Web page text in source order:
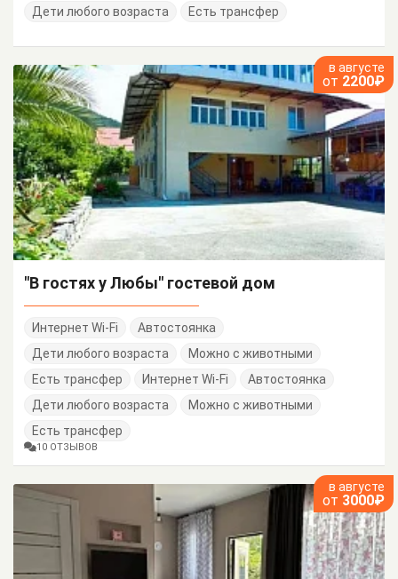
Дети любого возраста
Есть трансфер
в августе
от 2200₽
"В гостях у Любы" гостевой дом
Интернет Wi-Fi
Автостоянка
Дети любого возраста
Можно с животными
Есть трансфер
Интернет Wi-Fi
Автостоянка
Дети любого возраста
Можно с животными
Есть трансфер
10 ОТЗЫВОВ
в августе
от 3000₽